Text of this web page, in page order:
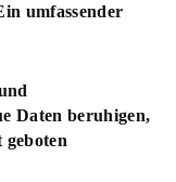
umfassender
Daten beruhigen,
geboten